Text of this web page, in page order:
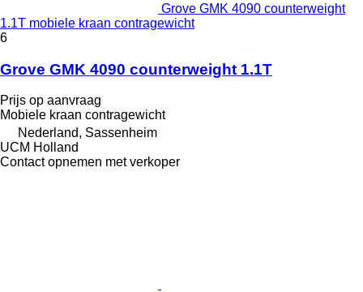
Grove GMK 4090 counterweight
1.1T mobiele kraan contragewicht
6
Grove GMK 4090 counterweight 1.1T
Prijs op aanvraag
Mobiele kraan contragewicht
Nederland, Sassenheim
UCM Holland
Contact opnemen met verkoper